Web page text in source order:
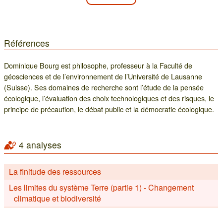
Références
Dominique Bourg est philosophe, professeur à la Faculté de
géosciences et de l’environnement de l’Université de Lausanne
(Suisse). Ses domaines de recherche sont l’étude de la pensée
écologique, l’évaluation des choix technologiques et des risques, le
principe de précaution, le débat public et la démocratie écologique.
4 analyses
La finitude des ressources
Les limites du système Terre (partie 1) - Changement
climatique et biodiversité